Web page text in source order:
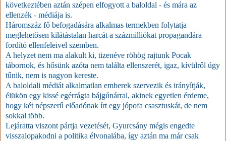
következtében aztán szépen elfogyott a baloldal - és mára az
ellenzék - médiája is.
Háromszáz fő befogadására alkalmas termekben folytatja
meglehetősen kilátástalan harcát a százmilliókat propagandára
fordító ellenfeleivel szemben.
A helyzet nem ma alakult ki, tizenéve röhög rajtunk Pocak
tábornok, és hősünk azóta nem találta ellenszerét, igaz, kívülről úgy
tűnik, nem is nagyon kereste.
A baloldali médiát alkalmatlan emberek szervezik és irányítják,
élükön egy kissé egérrágta bájgúnárral, akinek egyetlen érdeme,
hogy két népszerű előadónak írt egy jópofa csasztuskát, de nem
sokkal több.
Lejáratta viszont pártja vezetését, Gyurcsány mégis engedte
visszalopakodni a politika élvonalába, így aztán ma már csak